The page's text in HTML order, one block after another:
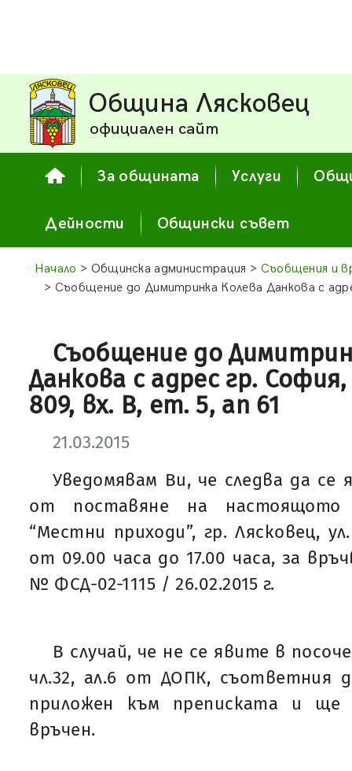
Община Лясковец
официален сайт
За общината Услуги
Дейности Общински съвет
Начало > Общинска администрация > Съобщения и
> Съобщение до Димитринка Колева Данкова с
Съобщение до
Данкова с адрес гр.
809, вх. В, ет. 5, ап 61
21.03.2015
Уведомявам Ви, че следва да се
от поставяне на
“Местни приходи”, гр. Лясковец,
от 09.00 часа до 17.00 часа, за
№ ФСД-02-1115 / 26.02.2015 г.
В случай, че не се явите в
чл.32, ал.6 от ДОПК, съответния
приложен към преписката и ще
връчен.